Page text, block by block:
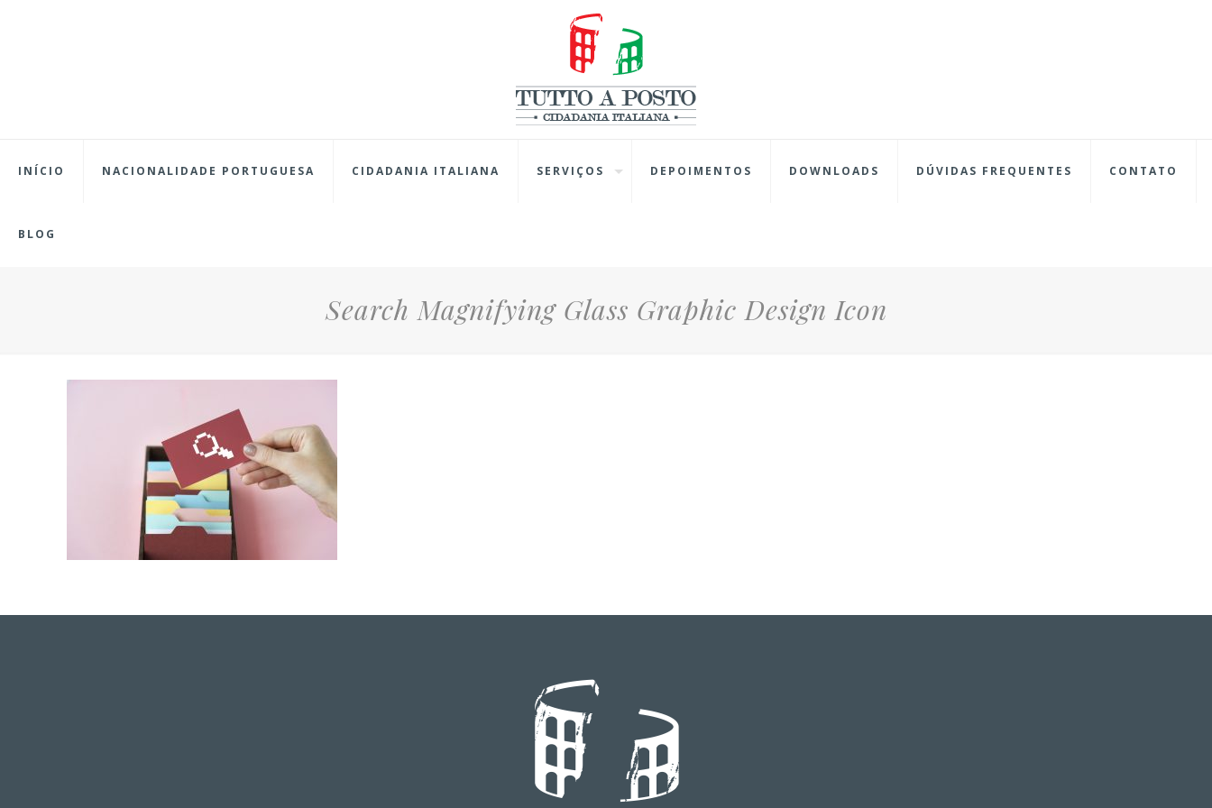
INÍCIO NACIONALIDADE PORTUGUESA CIDADANIA ITALIANA SERVIÇOS DEPOIMENTOS DOWNLOADS DÚVIDAS FREQUENTES CONTATO
BLOG
Search Magnifying Glass Graphic Design Icon